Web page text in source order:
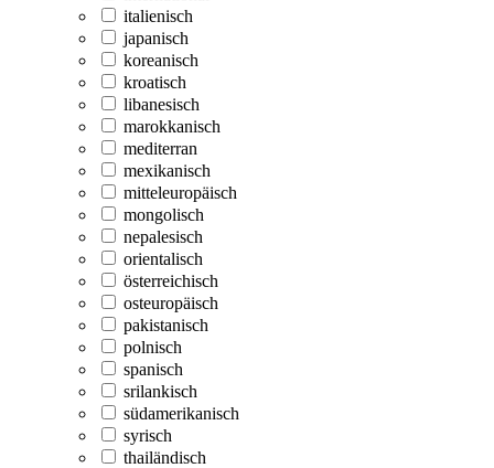
italienisch
japanisch
koreanisch
kroatisch
libanesisch
marokkanisch
mediterran
mexikanisch
mitteleuropäisch
mongolisch
nepalesisch
orientalisch
österreichisch
osteuropäisch
pakistanisch
polnisch
spanisch
srilankisch
südamerikanisch
syrisch
thailändisch